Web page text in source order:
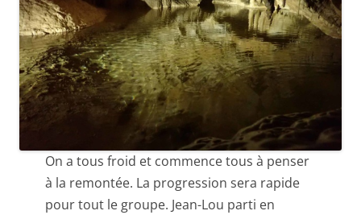
On a tous froid et commence tous à penser
à la remontée. La progression sera rapide
pour tout le groupe. Jean-Lou parti en